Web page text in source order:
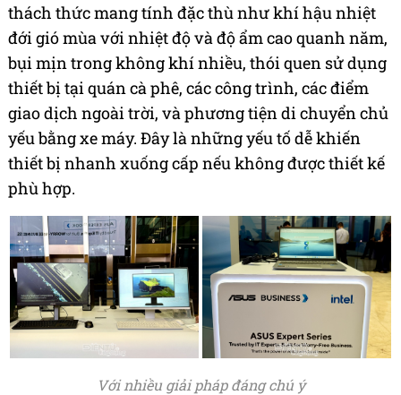
thách thức mang tính đặc thù như khí hậu nhiệt
đới gió mùa với nhiệt độ và độ ẩm cao quanh năm,
bụi mịn trong không khí nhiều, thói quen sử dụng
thiết bị tại quán cà phê, các công trình, các điểm
giao dịch ngoài trời, và phương tiện di chuyển chủ
yếu bằng xe máy. Đây là những yếu tố dễ khiến
thiết bị nhanh xuống cấp nếu không được thiết kế
phù hợp.
Với nhiều giải pháp đáng chú ý